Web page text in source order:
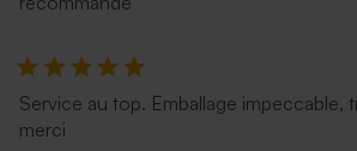
Service au top. Emballage impeccable,
merci